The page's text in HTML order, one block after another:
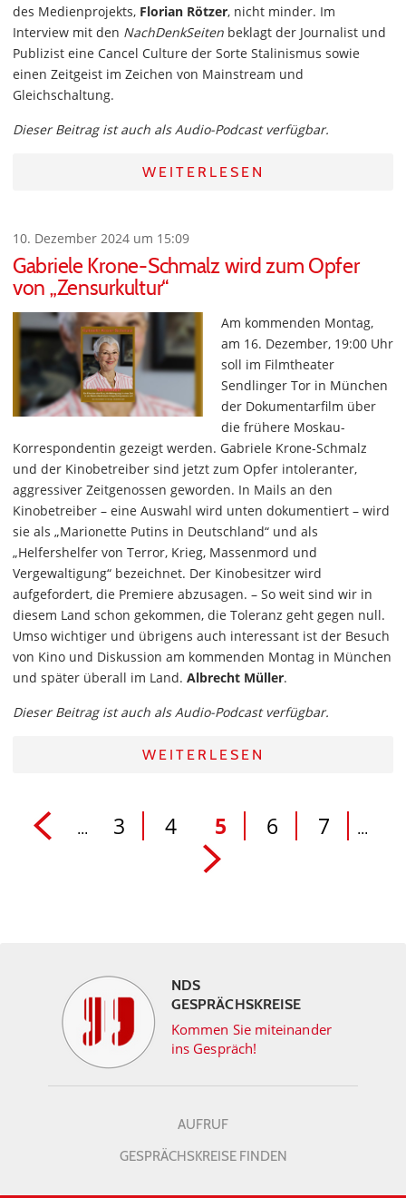
des Medienprojekts, Florian Rötzer, nicht minder. Im
Interview mit den NachDenkSeiten beklagt der Journalist und
Publizist eine Cancel Culture der Sorte Stalinismus sowie
einen Zeitgeist im Zeichen von Mainstream und
Gleichschaltung.
Dieser Beitrag ist auch als Audio-Podcast verfügbar.
WEITERLESEN
10. Dezember 2024 um 15:09
Gabriele Krone-Schmalz wird zum Opfer
von „Zensurkultur“
Am kommenden Montag,
am 16. Dezember, 19:00 Uhr
soll im Filmtheater
Sendlinger Tor in München
der Dokumentarfilm über
die frühere Moskau-
Korrespondentin gezeigt werden. Gabriele Krone-Schmalz
und der Kinobetreiber sind jetzt zum Opfer intoleranter,
aggressiver Zeitgenossen geworden. In Mails an den
Kinobetreiber – eine Auswahl wird unten dokumentiert – wird
sie als „Marionette Putins in Deutschland“ und als
„Helfershelfer von Terror, Krieg, Massenmord und
Vergewaltigung“ bezeichnet. Der Kinobesitzer wird
aufgefordert, die Premiere abzusagen. – So weit sind wir in
diesem Land schon gekommen, die Toleranz geht gegen null.
Umso wichtiger und übrigens auch interessant ist der Besuch
von Kino und Diskussion am kommenden Montag in München
und später überall im Land. Albrecht Müller.
Dieser Beitrag ist auch als Audio-Podcast verfügbar.
WEITERLESEN
... 3 4 5 6 7 ...
NDS
GESPRÄCHSKREISE
Kommen Sie miteinander
ins Gespräch!
AUFRUF
GESPRÄCHSKREISE FINDEN